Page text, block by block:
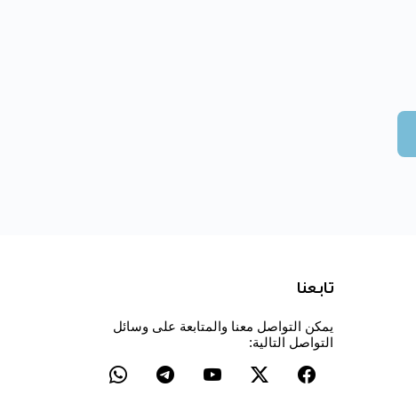
تابعنا
يمكن التواصل معنا والمتابعة على وسائل
التواصل التالية: